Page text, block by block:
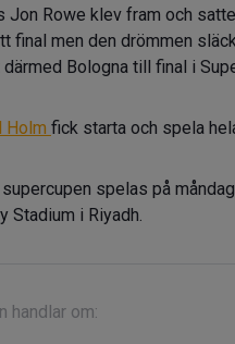
Jon Rowe klev fram och
final men den drömmen
Bologna till final i
Holm fick starta och spela
spelas på
Stadium i Riyadh.
handlar om: